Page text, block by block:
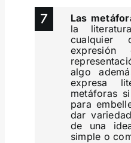
Las
la
cualquier
algo
expresa
metáforas
para
dar
de una
simple o